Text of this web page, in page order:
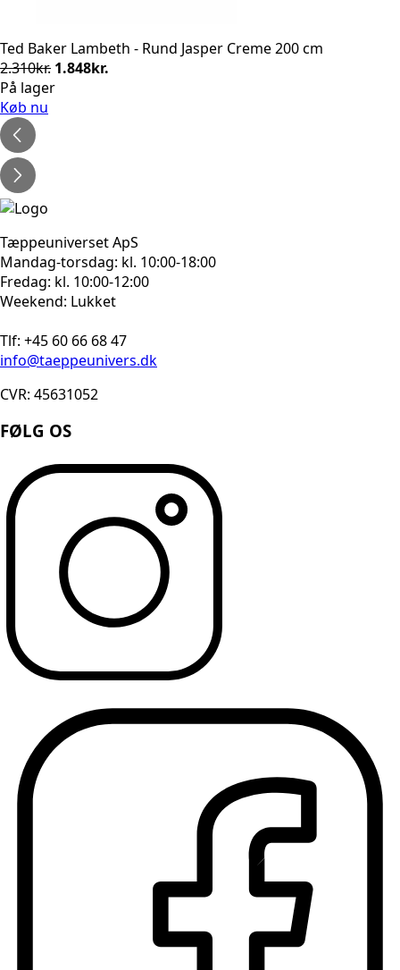
Ted Baker Lambeth - Rund Jasper Creme 200 cm
2.310kr. Den
oprindelige
1.848kr.
På lager
Køb nu
Tæppeuniverset ApS
Mandag-torsdag: kl. 10:00-18:00
Fredag: kl. 10:00-12:00
Weekend: Lukket
Tlf: +45 60 66 68 47
info@taeppeunivers.dk
CVR: 45631052
FØLG OS